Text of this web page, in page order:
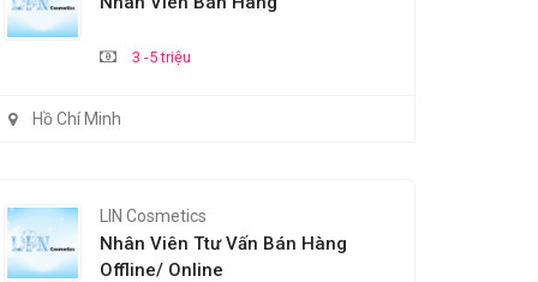
3 -5 triệu
Hồ Chí Minh
LIN Cosmetics
Nhân Viên Ttư Vấn Bán Hàng
Offline/ Online